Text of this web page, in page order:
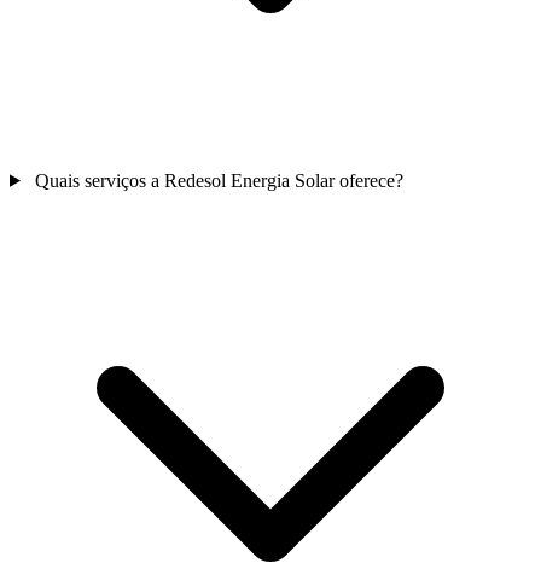
Quais serviços a Redesol Energia Solar oferece?